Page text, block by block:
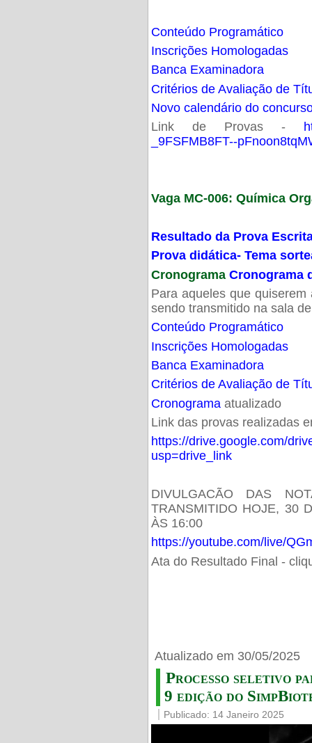
Conteúdo Programático
Inscrições Homologadas
Banca Examinadora
Critérios de Avaliação de
Novo calendário do
Link de Provas -
_9FSFMB8FT--
Vaga MC-006: Química
Resultado da Prova
Prova didática- Tema
Cronograma Cronograma
Para aqueles que
sendo transmitido na sala
Conteúdo Programático
Inscrições Homologadas
Banca Examinadora
Critérios de Avaliação de
Cronogramaatualizado
Link das provas realizadas
https://drive.google.com/
usp=drive_link
DIVULGACÃO DAS
TRANSMITIDO HOJE, 30
ÀS 16:00
https://youtube.com/live/
Ata do Resultado Final -
Atualizado em 30/05/2025
Processo seletivo
9 edição do
Publicado: 14 Janeiro 2025